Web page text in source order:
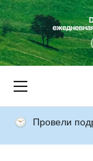
Провели